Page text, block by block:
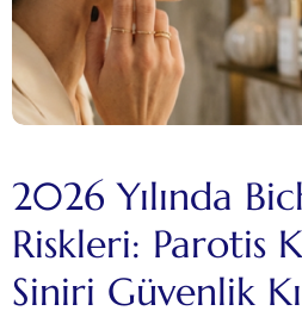
2026 Yılında
Riskleri: Parotis
Siniri Güvenlik